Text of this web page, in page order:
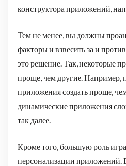
конструктора приложений,
Тем не менее, вы должны
факторы и взвесить за и
это решение. Так, некоторые
проще, чем другие. Например,
приложения создать проще,
динамические приложения
так далее.
Кроме того, большую роль
персонализации приложений.